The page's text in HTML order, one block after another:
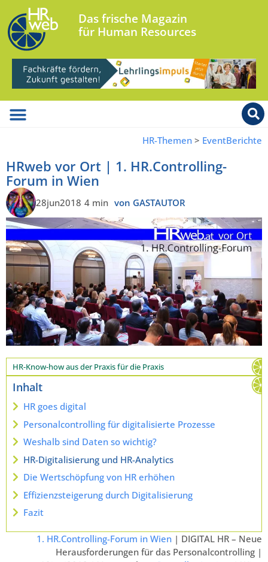
Das frische Magazin
für Human Resources
HR-Themen > EventBerichte
HRweb vor Ort | 1. HR.Controlling-
Forum in Wien
28jun2018 4 min von GASTAUTOR
HR-Know-how aus der Praxis für die Praxis
Inhalt
HR goes digital
Personalcontrolling für digitalisierte Prozesse
Weshalb sind Daten so wichtig?
HR-Digitalisierung und HR-Analytics
Die Wertschöpfung von HR erhöhen
Effizienzsteigerung durch Digitalisierung
Fazit
1. HR.Controlling-Forum in Wien | DIGITAL HR – Neue
Herausforderungen für das Personalcontrolling |